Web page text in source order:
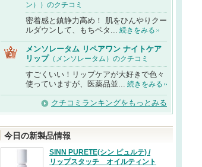
ン））のクチコミ
密着感と鎮静力高め！ 肌をひんやりクー
ルダウンして、もちペタ... 続きをみる
メンソレータム リペアワン ナイトケア
リップ（メンソレータム）のクチコミ
すごくいい！リップケアが大好きで色々
使っていますが、医薬品並... 続きをみる
クチコミランキングをもっとみる
今日の新製品情報
SINN PURETE(シン ピュルテ) /
リップスタッチ オイルティント